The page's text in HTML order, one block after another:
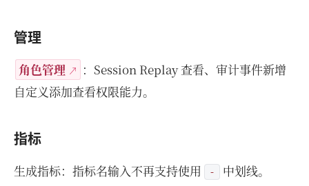
管理
角色管理
：Session Replay 查看、审计事件新增
自定义添加查看权限能力。
指标
生成指标：指标名输入不再支持使用 - 中划线。